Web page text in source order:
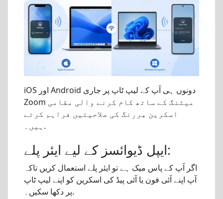
iOS اور Android دونوں ہی آپ کے لیپ ٹاپ پر جاری
Zoom میٹنگ کے ساتھ کام کرنے والی مقامی
اسکرین مِررنگ کی صلاحیتیں فراہم کرتے
ہیں۔.
ایپل ڈیوائسز کے لیے ایئر پلے:
اگر آپ کے پاس میک ہے تو ایئر پلے استعمال کریں تاکہ
آپ اپنے آئی فون یا آئی پیڈ کی اسکرین کو اپنے لیپ ٹاپ
پر دکھا سکیں۔.